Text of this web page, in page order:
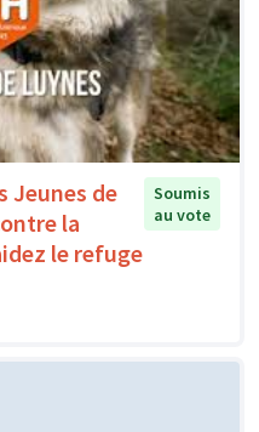
Jeunes de
la
le refuge
Soumis
au vote